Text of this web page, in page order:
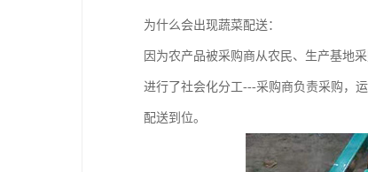
为什么会出现蔬菜配送：
因为农产品被采购商从农民、生产基地
进行了社会化分工---采购商负责采购，
配送到位。